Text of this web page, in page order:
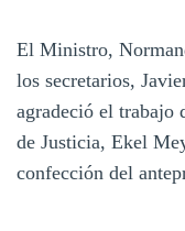
El Ministro,
los secretarios,
agradeció el trabajo
de Justicia, Ekel
confección del